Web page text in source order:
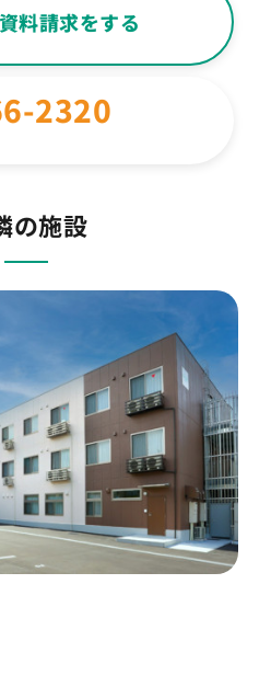
とは可能ですか？
ですか？ 外食はでき
可能ですか？
ますか？
料請求をする
2320
の施設